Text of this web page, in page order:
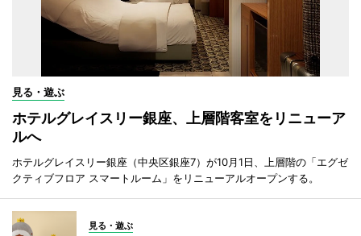
見る・遊ぶ
ホテルグレイスリー銀座、上層階客室をリニューア
ルへ
ホテルグレイスリー銀座（中央区銀座7）が10月1日、上層階の「エグゼ
クティブフロア スマートルーム」をリニューアルオープンする。
見る・遊ぶ